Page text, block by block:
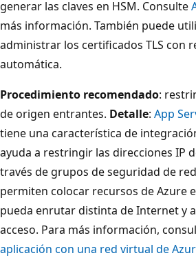
generar las claves en HSM. Consulte
más información. También puede
administrar los certificados TLS con
automática.
Procedimiento recomendado:
de origen entrantes. Detalle: App
tiene una característica de
ayuda a restringir las direcciones IP
través de grupos de seguridad de
permiten colocar recursos de Azure
pueda enrutar distinta de Internet y
acceso. Para más información,
aplicación con una red virtual de